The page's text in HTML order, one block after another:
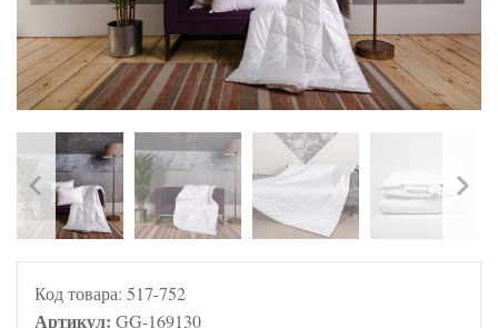
Код товара: 517-752
Артикул: GG-169130